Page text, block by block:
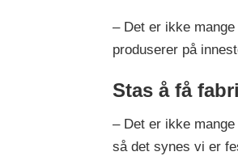
– Det er ikke
produserer på
Stas å få
– Det er ikke
så det synes vi er